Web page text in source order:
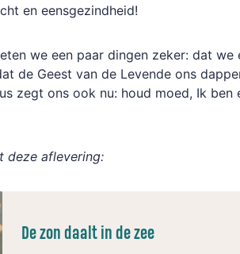
en eensgezindheid!
we een paar dingen zeker: dat we
de Geest van de Levende ons
zegt ons ook nu: houd moed, Ik ben
deze aflevering:
De zon daalt in de zee